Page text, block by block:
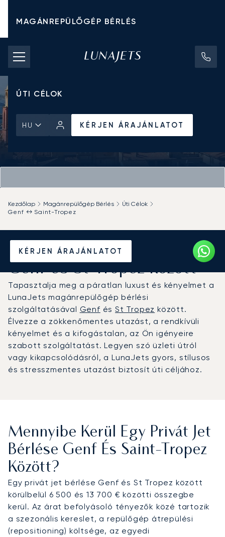
MAGÁNREPÜLŐGÉP BÉRLÉS
CHARTER ÁRAK
MAGÁNREPÜLŐGÉPEK
ÚTI CÉLOK
HU KÉRJEN ÁRAJÁNLATOT
KÉRJEN ÁRAJÁNLATOT
Kezdőlap Magánrepülőgép Bérlés
Úti Célok
Genf ↔ Saint-Tropez
Béreljen magánrepülőt
Genf és St Tropez között
Tapasztalja meg a páratlan luxust és kényelmet a
LunaJets magánrepülőgép bérlési
szolgáltatásával Genf ésSt Tropez között.
Élvezze a zökkenőmentes utazást, a rendkívüli
kényelmet és a kifogástalan, az Ön igényeire
szabott szolgáltatást. Legyen szó üzleti útról
vagy kikapcsolódásról, a LunaJets gyors, stílusos
és stresszmentes utazást biztosít úti céljához.
Mennyibe Kerül Egy Privát Jet
Bérlése Genf És Saint-Tropez
Között?
Egy privát jet bérlése Genf és St Tropez között
körülbelül 6 500 és 13 700 € közötti összegbe
kerül. Az árat befolyásoló tényezők közé tartozik
a szezonális kereslet, a repülőgép átrepülési
(repositioning) költsége, az egyedi